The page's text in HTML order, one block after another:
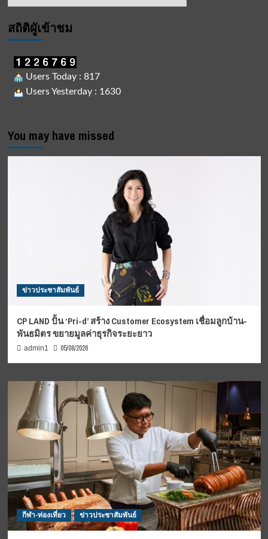
สถิติผูัเข้าชม
Users Today : 817
Users Yesterday : 1630
You may have missed
ข่าวประชาสัมพันธ์
CP LAND ปั้น ‘Pri-d’ สร้าง Customer Ecosystem เชื่อมลูกบ้าน-
พันธมิตร ขยายมูลค่าธุรกิจระยะยาว
admin1 05/08/2026
กีฬา-ท่องเที่ยว ข่าวประชาสัมพันธ์